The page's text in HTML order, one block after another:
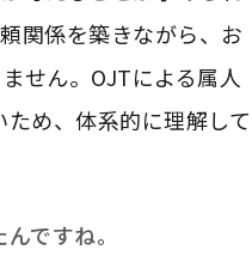
関係を築きながら、お
せん。OJTによる属人
め、体系的に理解して
ですね。